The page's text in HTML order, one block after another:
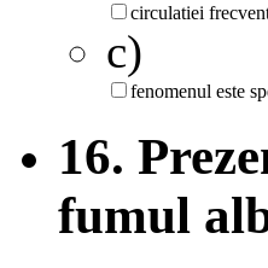
circulatiei
c)
fenomenul este
16.
fumul